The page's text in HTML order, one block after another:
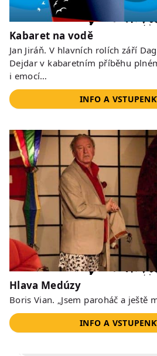
Kabaret na vodě
Jan Jiráň. V hlavních rolích září
Dejdar v kabaretním příběhu
i emocí…
INFO A
Hlava Medúzy
Boris Vian. „Jsem paroháč a ještě
INFO A